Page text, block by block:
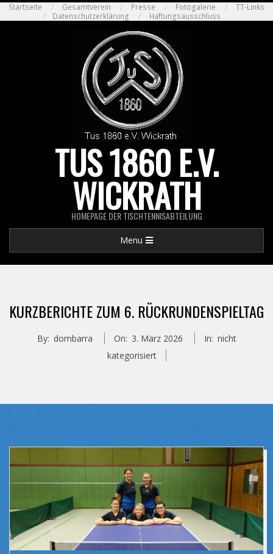
Skip
to
Startseite Gesamtverein Presse Fotogalerie
TT-Links
Datenschutzerklärung
Haftungsausschluss
TUS 1860 E.V.
WICKRATH
HOMEPAGE DER TISCHTENNISABTEILUNG
Navigation
Menu
KURZBERICHTE ZUM 6. RÜCKRUNDENSPIELTAG
By: dombarra On: 3. März 2026 In: nicht
kategorisiert